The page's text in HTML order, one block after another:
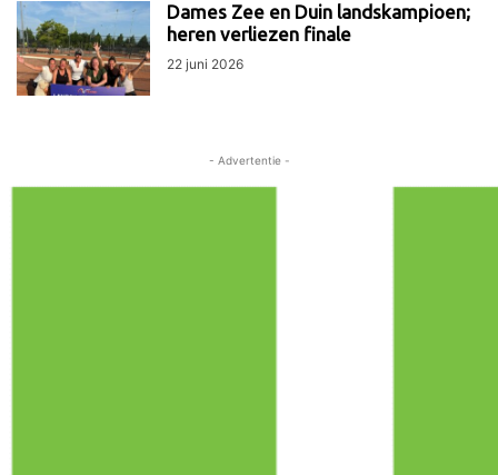
Dames Zee en Duin landskampioen;
heren verliezen finale
22 juni 2026
- Advertentie -